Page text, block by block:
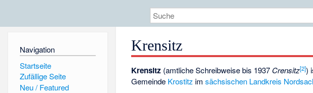
Navigation
Startseite
Zufällige Seite
Neu / Featured
Krensitz
Krensitz (amtliche Schreibweise bis 1937 Crensitz[2])
Gemeinde Krostitz imsächsischen Landkreis